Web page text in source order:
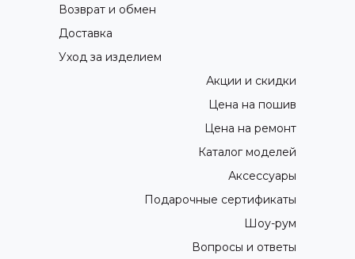
Возврат и обмен
Доставка
Уход за изделием
Акции и скидки
Цена на пошив
Каталог моделей
Аксессуары
Подарочные сертификаты
Шоу-рум
Вопросы и ответы
Цена на ремонт